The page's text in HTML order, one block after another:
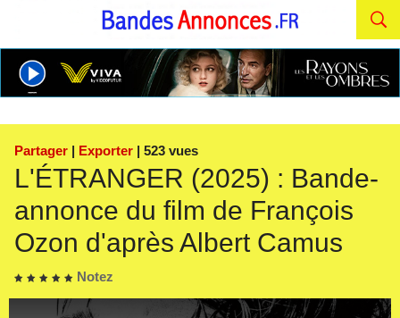
Partager | Exporter | 523 vues
L'ÉTRANGER (2025) : Bande-
annonce du film de François
Ozon d'après Albert Camus
Notez